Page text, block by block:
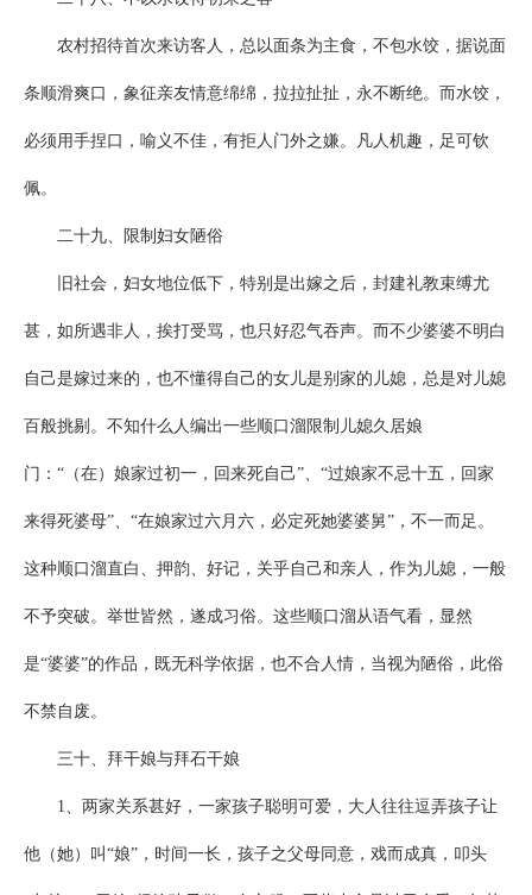
农村招待首次来访客人，总以面条为主食，不包水饺，据说面
条顺滑爽口，象征亲友情意绵绵，拉拉扯扯，永不断绝。而水饺，
必须用手捏口，喻义不佳，有拒人门外之嫌。凡人机趣，足可钦
佩。
二十九、限制妇女陋俗
旧社会，妇女地位低下，特别是出嫁之后，封建礼教束缚尤
甚，如所遇非人，挨打受骂，也只好忍气吞声。而不少婆婆不明白
自己是嫁过来的，也不懂得自己的女儿是别家的儿媳，总是对儿媳
百般挑剔。不知什么人编出一些顺口溜限制儿媳久居娘
门：“（在）娘家过初一，回来死自己”、“过娘家不忌十五，回家
来得死婆母”、“在娘家过六月六，必定死她婆婆舅”，不一而足。
这种顺口溜直白、押韵、好记，关乎自己和亲人，作为儿媳，一般
不予突破。举世皆然，遂成习俗。这些顺口溜从语气看，显然
是“婆婆”的作品，既无科学依据，也不合人情，当视为陋俗，此俗
不禁自废。
三十、拜干娘与拜石干娘
1、两家关系甚好，一家孩子聪明可爱，大人往往逗弄孩子让
他（她）叫“娘”，时间一长，孩子之父母同意，戏而成真，叩头